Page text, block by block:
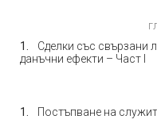
Сделки със свързани
данъчни ефекти – Част I
Постъпване на